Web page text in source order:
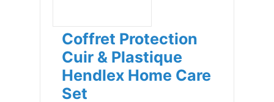
Coffret Protection
Cuir & Plastique
Hendlex Home Care
Set